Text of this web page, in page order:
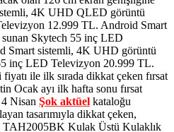
4K UHD QLED görüntü
12.999 TL. Android Smart
Skytech 55 inç LED
Smart sistemli, 4K UHD görüntü
inç LED Televizyon 20.999 TL.
ile ilk sırada dikkat çeken fırsat
Ocak ayı ilk hafta sonu fırsat
Nisan Şok aktüel kataloğu
tasarımıyla dikkat çeken,
TAH2005BK Kulak Üstü Kulaklık